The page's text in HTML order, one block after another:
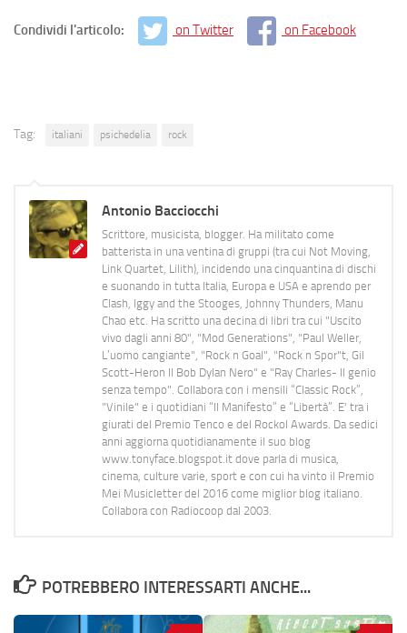
Condividi l'articolo: on Twitter on Facebook
Tag: italiani psichedelia rock
Antonio Bacciocchi
Scrittore, musicista, blogger. Ha militato come
batterista in una ventina di gruppi (tra cui Not Moving,
Link Quartet, Lilith), incidendo una cinquantina di dischi
e suonando in tutta Italia, Europa e USA e aprendo per
Clash, Iggy and the Stooges, Johnny Thunders, Manu
Chao etc. Ha scritto una decina di libri tra cui "Uscito
vivo dagli anni 80", "Mod Generations", "Paul Weller,
L’uomo cangiante", "Rock n Goal", "Rock n Spor"t, Gil
Scott-Heron Il Bob Dylan Nero" e "Ray Charles- Il genio
senza tempo". Collabora con i mensili “Classic Rock”,
"Vinile" e i quotidiani “Il Manifesto” e “Libertà”. E' tra i
giurati del Premio Tenco e del Rockol Awards. Da sedici
anni aggiorna quotidianamente il suo blog
www.tonyface.blogspot.it dove parla di musica,
cinema, culture varie, sport e con cui ha vinto il Premio
Mei Musicletter del 2016 come miglior blog italiano.
Collabora con Radiocoop dal 2003.
POTREBBERO INTERESSARTI ANCHE...